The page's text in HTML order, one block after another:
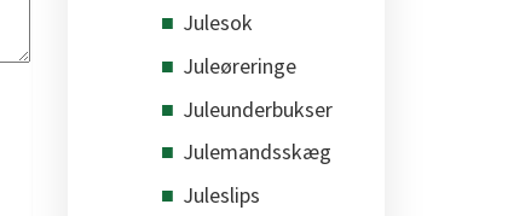
Julesok
Juleøreringe
Juleunderbukser
Julemandsskæg
Juleslips